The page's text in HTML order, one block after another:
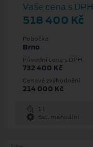
Vaše cena s DPH
518 400 Kč
Pobočka
Brno
Původní cena s DPH
732 400 Kč
Cenové zvýhodnění
214 000 Kč
1 l
6st. manuální